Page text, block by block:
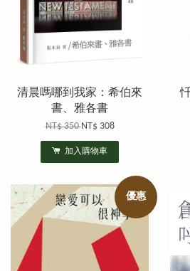
清晨嗎哪到我家：希伯來
書、雅各書
NT$ 350NT$ 308
加入購物車
優惠